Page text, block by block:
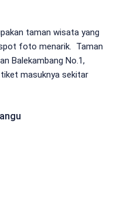
taman wisata yang
foto menarik. Taman
Balekambang No.1,
masuknya sekitar